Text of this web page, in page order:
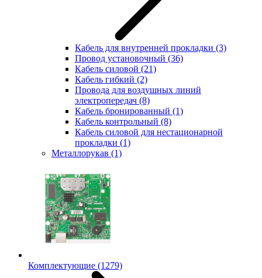
Кабель для внутренней прокладки (3)
Провод установочный (36)
Кабель силовой (21)
Кабель гибкий (2)
Провода для воздушных линий
электропередач (8)
Кабель бронированный (1)
Кабель контрольный (8)
Кабель силовой для нестационарной
прокладки (1)
Металлорукав (1)
Комплектующие (1279)